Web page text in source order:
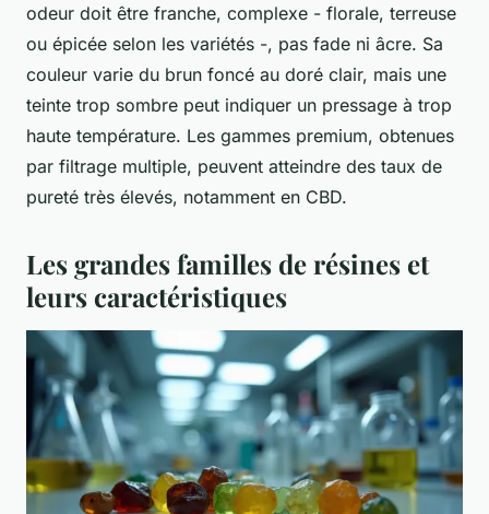
odeur doit être franche, complexe - florale, terreuse
ou épicée selon les variétés -, pas fade ni âcre. Sa
couleur varie du brun foncé au doré clair, mais une
teinte trop sombre peut indiquer un pressage à trop
haute température. Les gammes premium, obtenues
par filtrage multiple, peuvent atteindre des taux de
pureté très élevés, notamment en CBD.
Les grandes familles de résines et
leurs caractéristiques